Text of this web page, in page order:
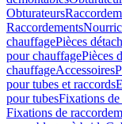
Obturateurs
Raccordements
chauffagePièces
pour chauffagePièces
chauffageAccessoires
pour tubes et raccords
pour tubesFixations de
Fixations de